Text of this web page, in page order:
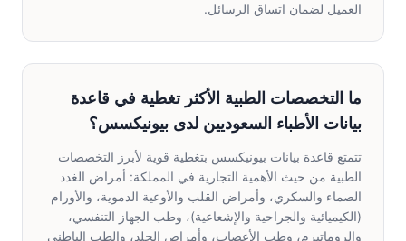
العميل لضمان اتساق الرسائل.
ما التخصصات الطبية الأكثر تغطية في قاعدة
بيانات الأطباء السعوديين لدى بيونيكسس؟
تتمتع قاعدة بيانات بيونيكسس بتغطية قوية لأبرز التخصصات
الطبية من حيث الأهمية التجارية في المملكة: أمراض الغدد
الصماء والسكري، وأمراض القلب والأوعية الدموية، والأورام
(الكيميائية والجراحية والإشعاعية)، وطب الجهاز التنفسي،
والروماتيزم، وطب الأعصاب، وأمراض الجلد، والطب الباطني